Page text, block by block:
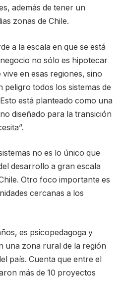
además de tener un
zonas de Chile.
a la escala en que se está
no sólo es hipotecar
en esas regiones, sino
peligro todos los sistemas de
está planteado como una
diseñado para la transición
no es lo único que
desarrollo a gran escala
Otro foco importante es
cercanas a los
es psicopedagoga y
una zona rural de la región
país. Cuenta que entre el
más de 10 proyectos